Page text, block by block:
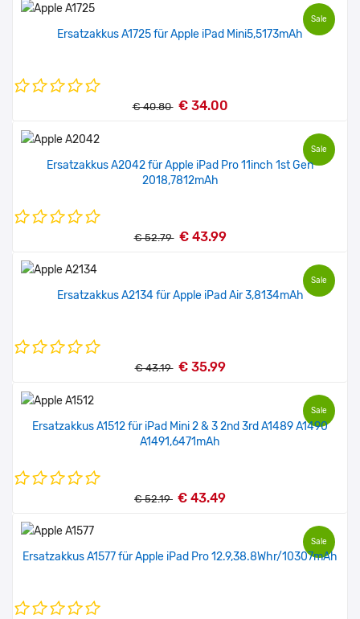
Sale
Ersatzakkus A1725 für Apple iPad Mini5,5173mAh
€ 40.80 € 34.00
Sale
Ersatzakkus A2042 für Apple iPad Pro 11inch 1st Gen
2018,7812mAh
€ 52.79 € 43.99
Sale
Ersatzakkus A2134 für Apple iPad Air 3,8134mAh
€ 43.19 € 35.99
Sale
Ersatzakkus A1512 für iPad Mini 2 & 3 2nd 3rd A1489 A1490
A1491,6471mAh
€ 52.19 € 43.49
Sale
Ersatzakkus A1577 für Apple iPad Pro 12.9,38.8Whr/10307mAh